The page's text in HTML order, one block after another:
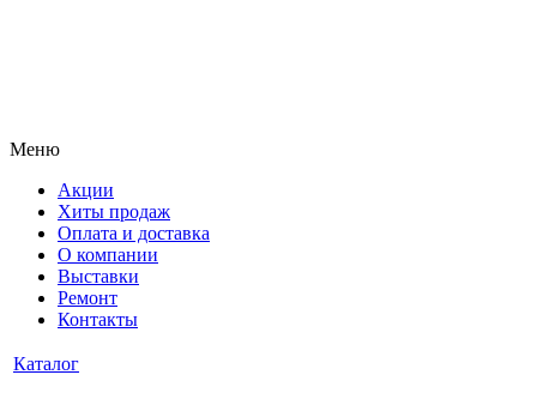
Меню
Акции
Хиты продаж
Оплата и доставка
О компании
Выставки
Ремонт
Контакты
Каталог